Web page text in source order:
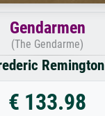
Gendarmen
(The Gendarme)
Remington
€ 133.98